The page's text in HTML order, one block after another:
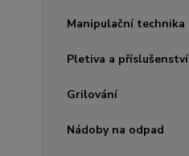
Manipulační technika
Pletiva a příslušenství
Grilování
Nádoby na odpad